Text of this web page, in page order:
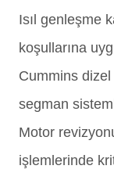
Isıl genleşme
koşullarına
Cummins
segman
Motor
işlemlerinde